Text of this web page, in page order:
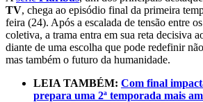
TV, chega ao episódio final da primeira
feira (24). Após a escalada de tensão entre
coletiva, a trama entra em sua reta decisiva
diante de uma escolha que pode redefinir
mas também o futuro da humanidade.
LEIA TAMBÉM: Com final
prepara uma 2ª temporada mais